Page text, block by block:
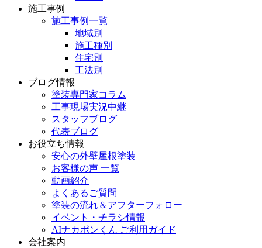
施工事例
施工事例一覧
地域別
施工種別
住宅別
工法別
ブログ情報
塗装専門家コラム
工事現場実況中継
スタッフブログ
代表ブログ
お役立ち情報
安心の外壁屋根塗装
お客様の声 一覧
動画紹介
よくあるご質問
塗装の流れ＆アフターフォロー
イベント・チラシ情報
AIナカポンくん ご利用ガイド
会社案内